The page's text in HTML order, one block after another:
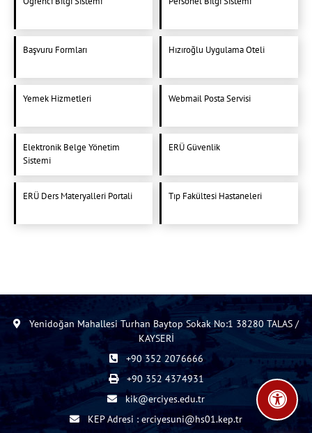
Başvuru Formları Hızıroğlu Uygulama Oteli
Yemek Hizmetleri Webmail Posta Servisi
Elektronik Belge Yönetim
Sistemi
ERÜ Güvenlik
ERÜ Ders Materyalleri Portali Tıp Fakültesi Hastaneleri
Yenidoğan Mahallesi Turhan Baytop Sokak No:1 38280 TALAS /
KAYSERİ
+90 352 2076666
+90 352 4374931
kik@erciyes.edu.tr
KEP Adresi : erciyesuni@hs01.kep.tr